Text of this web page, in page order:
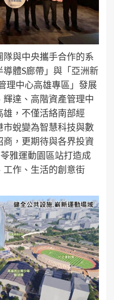
與中央攜手合作的系
體S廊帶」與「亞洲新
理中心高雄專區」發展
達、高階資產管理中
，不僅活絡南部經
蛻變為智慧科技與數
，更期待與各界投資
雅運動園區站打造成
作、生活的創意街